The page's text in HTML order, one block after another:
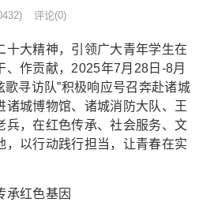
评论(0)
大精神，引领广大青年学生在
、作贡献，2025年7月28日-8月
歌寻访队”积极响应号召奔赴诸城
诸城博物馆、诸城消防大队、王
兵，在红色传承、社会服务、文
，以行动践行担当，让青春在实
红色基因